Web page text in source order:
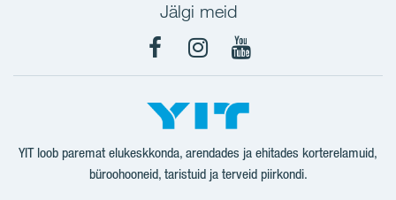
Jälgi meid
FacebookInstagram
YouTube
YIT loob paremat elukeskkonda, arendades ja ehitades korterelamuid,
büroohooneid, taristuid ja terveid piirkondi.